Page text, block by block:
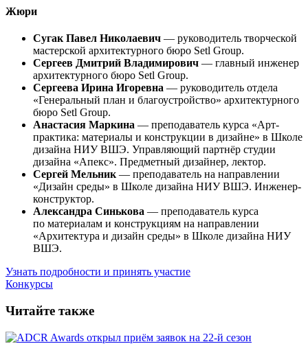
Жюри
Сугак Павел Николаевич — руководитель творческой
мастерской архитектурного бюро Setl Group.
Сергеев Дмитрий Владимирович — главный инженер
архитектурного бюро Setl Group.
Сергеева Ирина Игоревна — руководитель отдела
«Генеральный план и благоустройство» архитектурного
бюро Setl Group.
Анастасия Маркина — преподаватель курса «Арт-
практика: материалы и конструкции в дизайне» в Школе
дизайна НИУ ВШЭ. Управляющий партнёр студии
дизайна «Апекс». Предметный дизайнер, лектор.
Сергей Мельник— преподаватель на направлении
«Дизайн среды» в Школе дизайна НИУ ВШЭ. Инженер-
конструктор.
Александра Синькова — преподаватель курса
по материалам и конструкциям на направлении
«Архитектура и дизайн среды» в Школе дизайна НИУ
ВШЭ.
Узнать подробности и принять участие
Конкурсы
Читайте также